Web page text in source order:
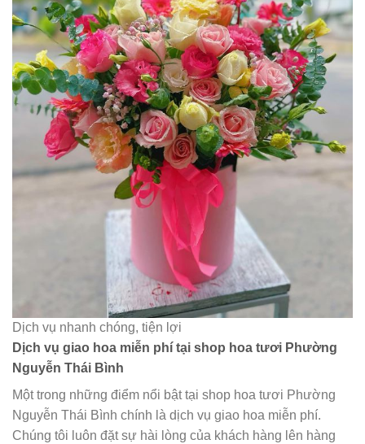
Dịch vụ nhanh chóng, tiện lợi
Dịch vụ giao hoa miễn phí tại shop hoa tươi Phường
Nguyễn Thái Bình
Một trong những điểm nổi bật tại shop hoa tươi Phường
Nguyễn Thái Bình chính là dịch vụ giao hoa miễn phí.
Chúng tôi luôn đặt sự hài lòng của khách hàng lên hàng